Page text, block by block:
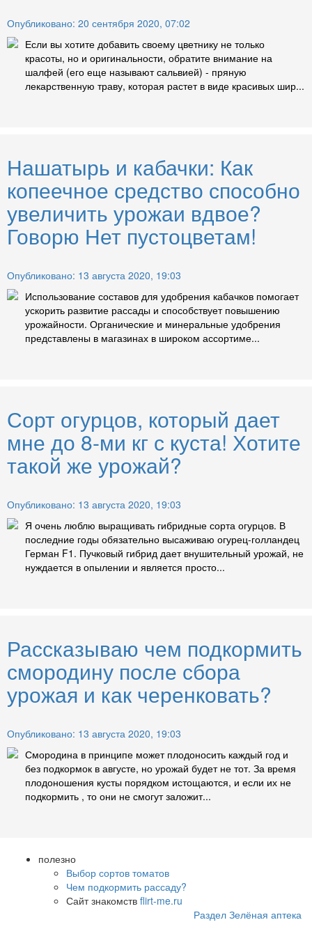
Опубликовано: 20 сентября 2020, 07:02
Если вы хотите добавить своему цветнику не только
красоты, но и оригинальности, обратите внимание на
шалфей (его еще называют сальвией) - пряную
лекарственную траву, которая растет в виде красивых шир...
Нашатырь и кабачки: Как
копеечное средство способно
увеличить урожаи вдвое?
Говорю Нет пустоцветам!
Опубликовано: 13 августа 2020, 19:03
Использование составов для удобрения кабачков помогает
ускорить развитие рассады и способствует повышению
урожайности. Органические и минеральные удобрения
представлены в магазинах в широком ассортиме...
Сорт огурцов, который дает
мне до 8-ми кг с куста! Хотите
такой же урожай?
Опубликовано: 13 августа 2020, 19:03
Я очень люблю выращивать гибридные сорта огурцов. В
последние годы обязательно высаживаю огурец-голландец
Герман F1. Пучковый гибрид дает внушительный урожай, не
нуждается в опылении и является просто...
Рассказываю чем подкормить
смородину после сбора
урожая и как черенковать?
Опубликовано: 13 августа 2020, 19:03
Смородина в принципе может плодоносить каждый год и
без подкормок в августе, но урожай будет не тот. За время
плодоношения кусты порядком истощаются, и если их не
подкормить , то они не смогут заложит...
полезно
Выбор сортов томатов
Чем подкормить рассаду?
Сайт знакомств flirt-me.ru
Раздел Зелёная аптека